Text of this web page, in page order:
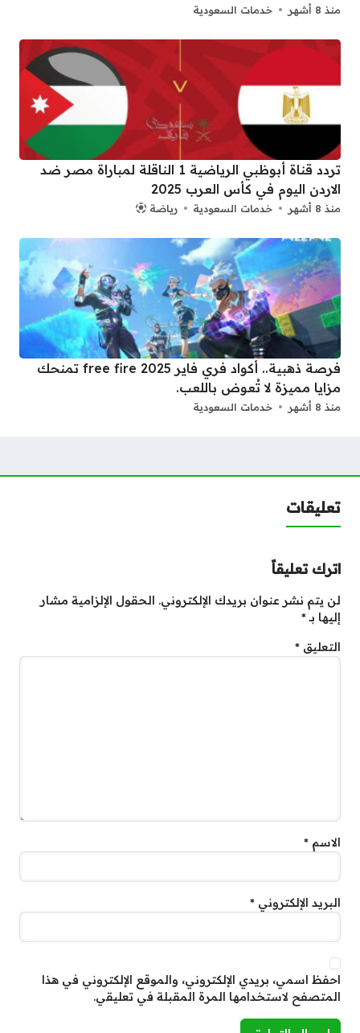
منذ 8 أشهر خدمات السعودية
تردد قناة أبوظبي الرياضية 1 الناقلة لمباراة مصر ضد
الاردن اليوم في كأس العرب 2025
منذ 8 أشهر خدمات السعودية رياضة
فرصة ذهبية.. أكواد فري فاير 2025 free fire تمنحك
مزايا مميزة لا تُعوض باللعب.
منذ 8 أشهر خدمات السعودية
تعليقات
اترك تعليقاً
لن يتم نشر عنوان بريدك الإلكتروني. الحقول الإلزامية مشار
إليها بـ*
التعليق *
الاسم *
البريد الإلكتروني *
احفظ اسمي، بريدي الإلكتروني، والموقع الإلكتروني في هذا
المتصفح لاستخدامها المرة المقبلة في تعليقي.